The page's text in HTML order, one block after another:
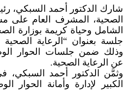
شارك الدكتور أحمد السبكي،
الصحية، المشرف العام على
الشامل وحياة كريمة بوزارة
جلسة بعنوان “الرعاية الصحية
وذلك ضمن جلسات الحوار
عن الرعاية الصحية.
وثمَّن الدكتور أحمد السبكي،
الكبير لإدارة وأمانة الحوار